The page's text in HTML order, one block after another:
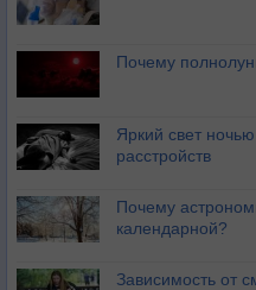
Почему
Яркий свет
расстройств
Почему
календарной?
Зависимость от